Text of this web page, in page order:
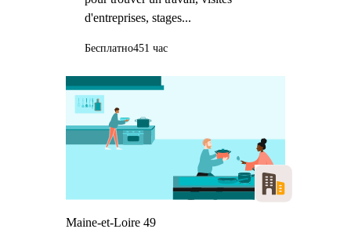
d'entreprises, stages...
Бесплатно451 час
Maine-et-Loire 49